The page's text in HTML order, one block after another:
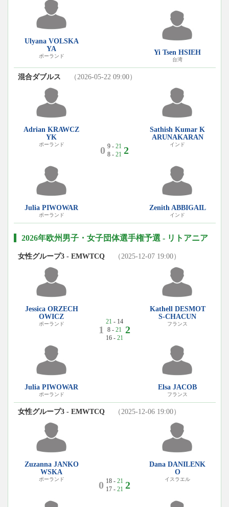
Ulyana VOLSKA
YA
ポーランド Yi Tsen HSIEH
台湾
混合ダブルス （2026-05-22 09:00）
Adrian KRAWCZ
YK
ポーランド
Julia PIWOWAR
ポーランド
0 9 - 21
8 - 21 2
Sathish Kumar K
ARUNAKARAN
インド
Zenith ABBIGAIL
インド
2026年欧州男子・女子団体選手権予選 - リトアニア
女性グループ3 - EMWTCQ （2025-12-07 19:00）
Jessica ORZECH
OWICZ
ポーランド
Julia PIWOWAR
ポーランド
1
21 - 14
8 - 21
16 - 21
2
Kathell DESMOT
S-CHACUN
フランス
Elsa JACOB
フランス
女性グループ3 - EMWTCQ （2025-12-06 19:00）
Zuzanna JANKO
WSKA
ポーランド
0 18 - 21
17 - 21 2
Dana DANILENK
O
イスラエル